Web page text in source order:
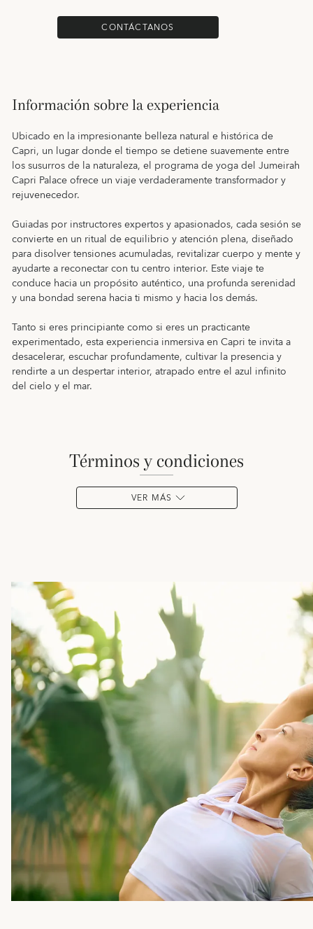
CONTÁCTANOS
Información sobre la experiencia
Ubicado en la impresionante belleza natural e histórica de
Capri, un lugar donde el tiempo se detiene suavemente entre
los susurros de la naturaleza, el programa de yoga del Jumeirah
Capri Palace ofrece un viaje verdaderamente transformador y
rejuvenecedor.
Guiadas por instructores expertos y apasionados, cada sesión se
convierte en un ritual de equilibrio y atención plena, diseñado
para disolver tensiones acumuladas, revitalizar cuerpo y mente y
ayudarte a reconectar con tu centro interior. Este viaje te
conduce hacia un propósito auténtico, una profunda serenidad
y una bondad serena hacia ti mismo y hacia los demás.
Tanto si eres principiante como si eres un practicante
experimentado, esta experiencia inmersiva en Capri te invita a
desacelerar, escuchar profundamente, cultivar la presencia y
rendirte a un despertar interior, atrapado entre el azul infinito
del cielo y el mar.
términos y condiciones
VER MÁS